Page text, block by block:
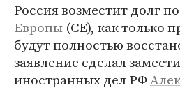
Россия возместит долг
Европы (СЕ), как только
будут полностью
заявление сделал
иностранных дел РФ